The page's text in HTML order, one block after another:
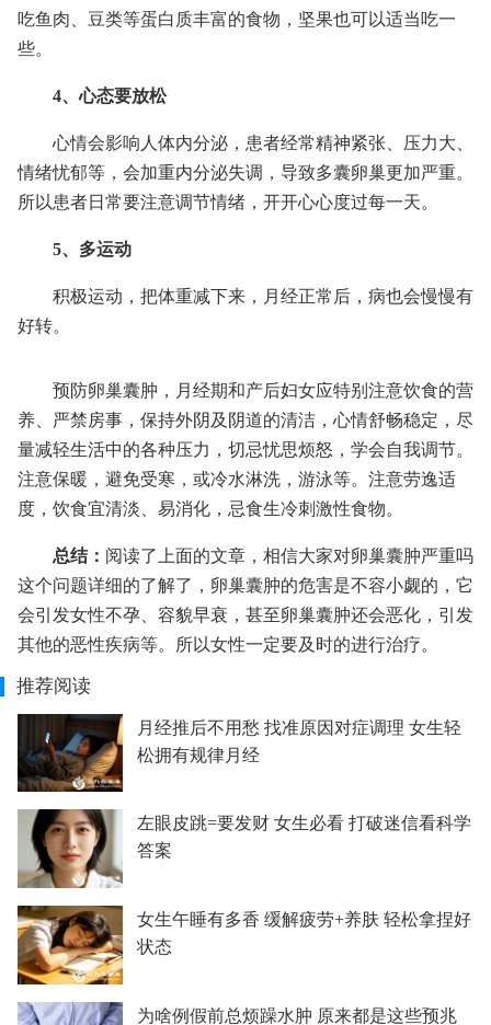
吃鱼肉、豆类等蛋白质丰富的食物，坚果也可以适当吃一
些。
4、心态要放松
心情会影响人体内分泌，患者经常精神紧张、压力大、
情绪忧郁等，会加重内分泌失调，导致多囊卵巢更加严重。
所以患者日常要注意调节情绪，开开心心度过每一天。
5、多运动
积极运动，把体重减下来，月经正常后，病也会慢慢有
好转。
预防卵巢囊肿，月经期和产后妇女应特别注意饮食的营
养、严禁房事，保持外阴及阴道的清洁，心情舒畅稳定，尽
量减轻生活中的各种压力，切忌忧思烦怒，学会自我调节。
注意保暖，避免受寒，或冷水淋洗，游泳等。注意劳逸适
度，饮食宜清淡、易消化，忌食生冷刺激性食物。
总结： 阅读了上面的文章，相信大家对卵巢囊肿严重吗
这个问题详细的了解了，卵巢囊肿的危害是不容小觑的，它
会引发女性不孕、容貌早衰，甚至卵巢囊肿还会恶化，引发
其他的恶性疾病等。所以女性一定要及时的进行治疗。
推荐阅读
月经推后不用愁 找准原因对症调理 女生轻
松拥有规律月经
左眼皮跳=要发财 女生必看 打破迷信看科学
答案
女生午睡有多香 缓解疲劳+养肤 轻松拿捏好
状态
为啥例假前总烦躁水肿 原来都是这些预兆